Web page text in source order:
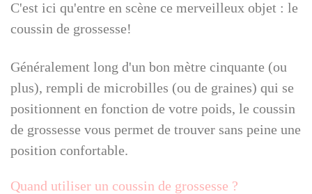
C'est ici qu'entre en scène ce merveilleux objet : le
coussin de grossesse!
Généralement long d'un bon mètre cinquante (ou
plus), rempli de microbilles (ou de graines) qui se
positionnent en fonction de votre poids, le coussin
de grossesse vous permet de trouver sans peine une
position confortable.
Quand utiliser un coussin de grossesse ?